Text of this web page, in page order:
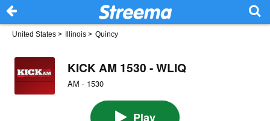
United States > Illinois > Quincy
KICK AM 1530 - WLIQ
AM · 1530
Play